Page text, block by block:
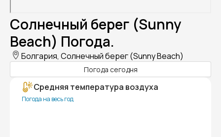
Солнечный берег (Sunny
Beach) Погода.
Болгария, Солнечный берег (Sunny Beach)
Погода сегодня
Средняя температура воздуха
Погода на весь год